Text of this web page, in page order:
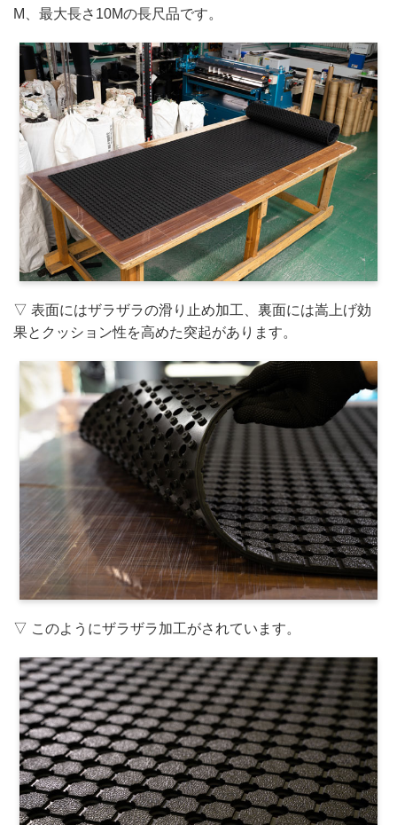
M、最大長さ10Mの長尺品です。
▽ 表面にはザラザラの滑り止め加工、裏面には嵩上げ効
果とクッション性を高めた突起があります。
▽ このようにザラザラ加工がされています。